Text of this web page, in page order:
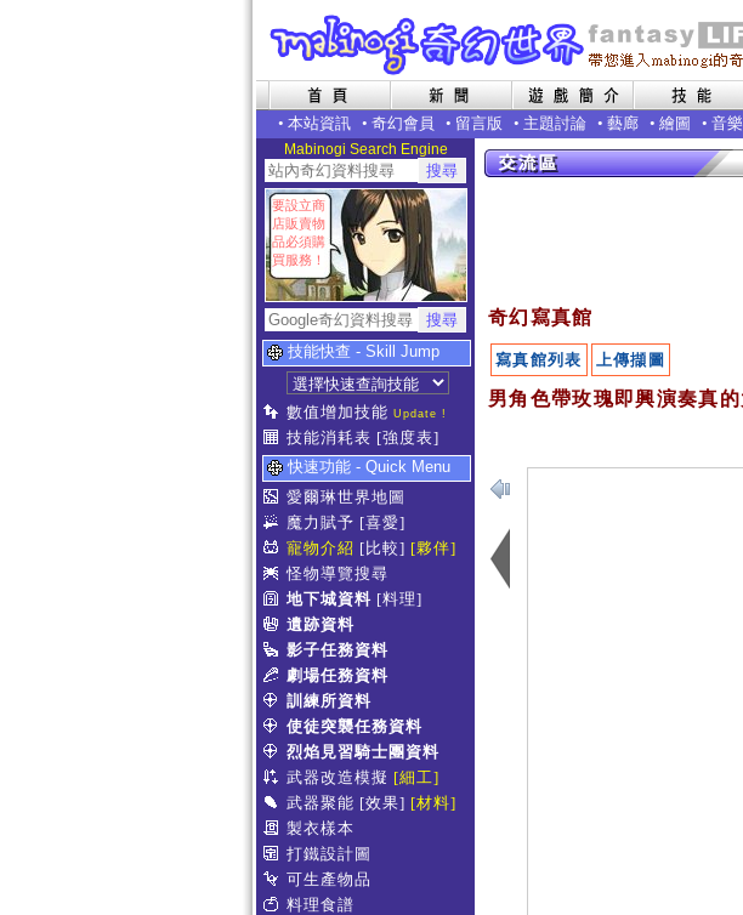
• 本站資訊 • 奇幻會員 • 留言版 • 主題討論 • 藝廊 • 繪圖 • 音
Mabinogi Search Engine
要設立商
店販賣物
品必須購
買服務！
技能快查 - Skill Jump
數值增加技能 Update !
技能消耗表 [強度表]
快速功能 - Quick Menu
愛爾琳世界地圖
魔力賦予 [喜愛]
寵物介紹 [比較] [夥伴]
怪物導覽搜尋
地下城資料 [料理]
遺跡資料
影子任務資料
劇場任務資料
訓練所資料
使徒突襲任務資料
烈焰見習騎士團資料
武器改造模擬 [細工]
武器聚能 [效果] [材料]
製衣樣本
打鐵設計圖
可生產物品
料理食譜
奇幻寫真館
寫真館列表 上傳擷圖
男角色帶玫瑰即興演奏真